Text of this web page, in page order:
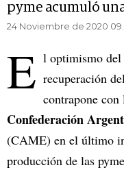
pyme acumuló
24 Noviembre de 2020
E l optimismo del
recuperación
contrapone
Confederación
(CAME) en el último
producción de las